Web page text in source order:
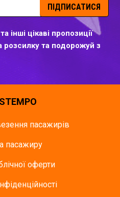
ПІДПИСАТИСЯ
інші цікаві пропозиції
та подорожуй з
пасажирів
пасажиру
оферти